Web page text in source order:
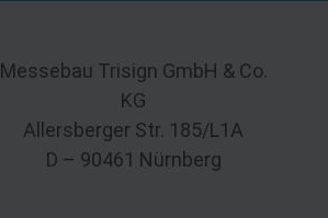
Messebau Trisign GmbH & Co.
KG
Allersberger Str. 185/L1A
D – 90461 Nürnberg